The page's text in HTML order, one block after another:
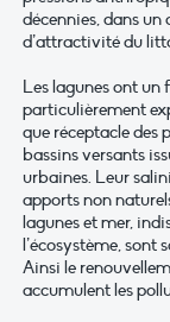
décennies, dans
d’attractivité du
Les lagunes ont
particulièrement
que réceptacle des
bassins versants
urbaines. Leur
apports non
lagunes et mer,
l’écosystème, sont
Ainsi le
accumulent les